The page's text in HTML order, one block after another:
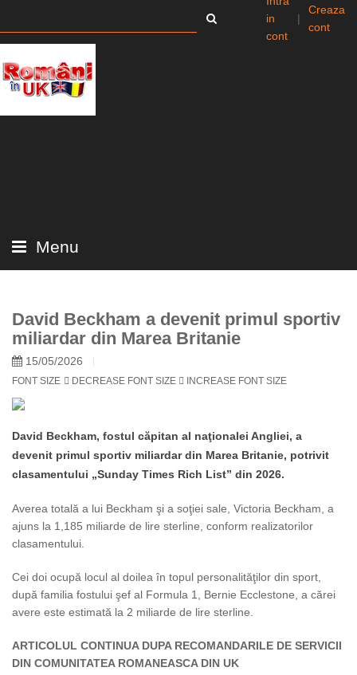
in
cont
|
Creaza
cont
Menu
David Beckham a devenit primul sportiv
miliardar din Marea Britanie
15/05/2026
FONT SIZE DECREASE FONT SIZE INCREASE FONT SIZE
David Beckham, fostul căpitan al naţionalei Angliei, a
devenit primul sportiv miliardar din Marea Britanie, potrivit
clasamentului „Sunday Times Rich List” din 2026.
Averea totală a lui Beckham şi a soţiei sale, Victoria Beckham, a
ajuns la 1,185 miliarde de lire sterline, conform realizatorilor
clasamentului.
Cei doi ocupă locul al doilea în topul personalităţilor din sport,
după familia fostului şef al Formula 1, Bernie Ecclestone, a cărei
avere este estimată la 2 miliarde de lire sterline.
ARTICOLUL CONTINUA DUPA RECOMANDARILE DE SERVICII
DIN COMUNITATEA ROMANEASCA DIN UK